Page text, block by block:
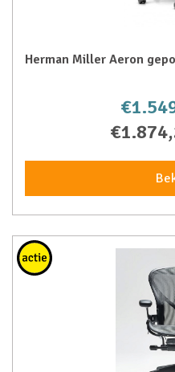
Herman Miller Aeron